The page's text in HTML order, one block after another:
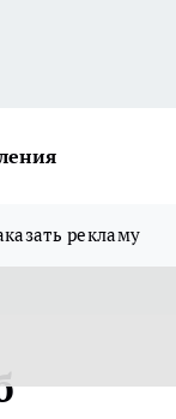
рекламу